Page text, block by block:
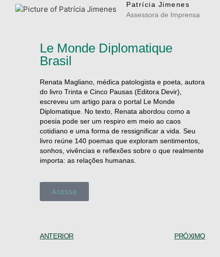
Patrícia Jimenes
Assessora de Imprensa
Le Monde Diplomatique
Brasil
Renata Magliano, médica patologista e poeta, autora
do livro Trinta e Cinco Pausas (Editora Devir),
escreveu um artigo para o portal Le Monde
Diplomatique. No texto, Renata abordou como a
poesia pode ser um respiro em meio ao caos
cotidiano e uma forma de ressignificar a vida. Seu
livro reúne 140 poemas que exploram sentimentos,
sonhos, vivências e reflexões sobre o que realmente
importa: as relações humanas.
Acesse
ANTERIOR PRÓXIMO